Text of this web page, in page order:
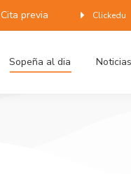
Cita previa Clickedu
Sopeña al dia